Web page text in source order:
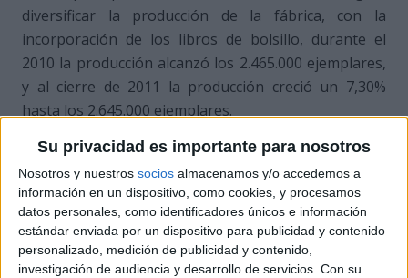
Su privacidad es importante para nosotros
Nosotros y nuestros socios almacenamos y/o accedemos a
información en un dispositivo, como cookies, y procesamos
datos personales, como identificadores únicos e información
estándar enviada por un dispositivo para publicidad y contenido
personalizado, medición de publicidad y contenido,
investigación de audiencia y desarrollo de servicios. Con su
diversificar la producción de la fábrica, con la
incorporación de los libros de bolsillo, durante el
2010 la producción alcanzó los 2.465.000 ejemplares,
y al cierre de 2011 la producción creció un 7,30%
hasta los 2.645.000 ejemplares.
Debido a la actual crisis económica, los volúmenes de
producción de bienes de consumo han descendido de
manera notable en la vieja Europa. Esta
circunstancia, unida al deseo de Novoprint Slovensko
de apostar fuerte por “la diversificación”, han influido
en la determinación de un cambio estratégico,